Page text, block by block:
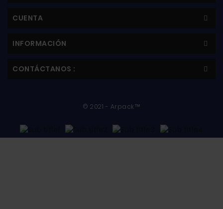
CUENTA
INFORMACIÓN
CONTÁCTANOS :
© 2021 - Arpack™